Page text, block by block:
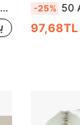
-25% 50 Adet Pembe Fiyonklu Mini Teşekkür
97,68TL